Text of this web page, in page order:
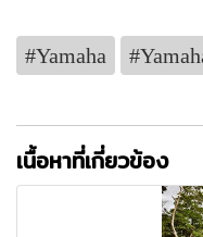
#Yamaha
เนื้อหาที่เกี่ยวข้อง